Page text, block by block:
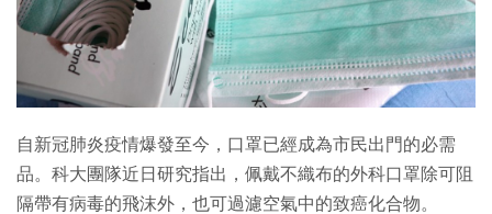
特集
自新冠肺炎疫情爆發至今，口罩已經成為市民出門的必需
品。科大團隊近日研究指出，佩戴不織布的外科口罩除可阻
隔帶有病毒的飛沫外，也可過濾空氣中的致癌化合物。